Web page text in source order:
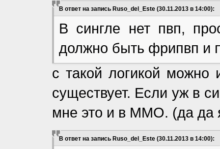
В ответ на запись Ruso_del_Este (30.11.2013 в 14:00):
В сингле нет пвп,
должно быть фрипвп и
с такой логикой можно
существует. Если уж в
мне это и в ММО. (да да
В ответ на запись Ruso_del_Este (30.11.2013 в 14:00):